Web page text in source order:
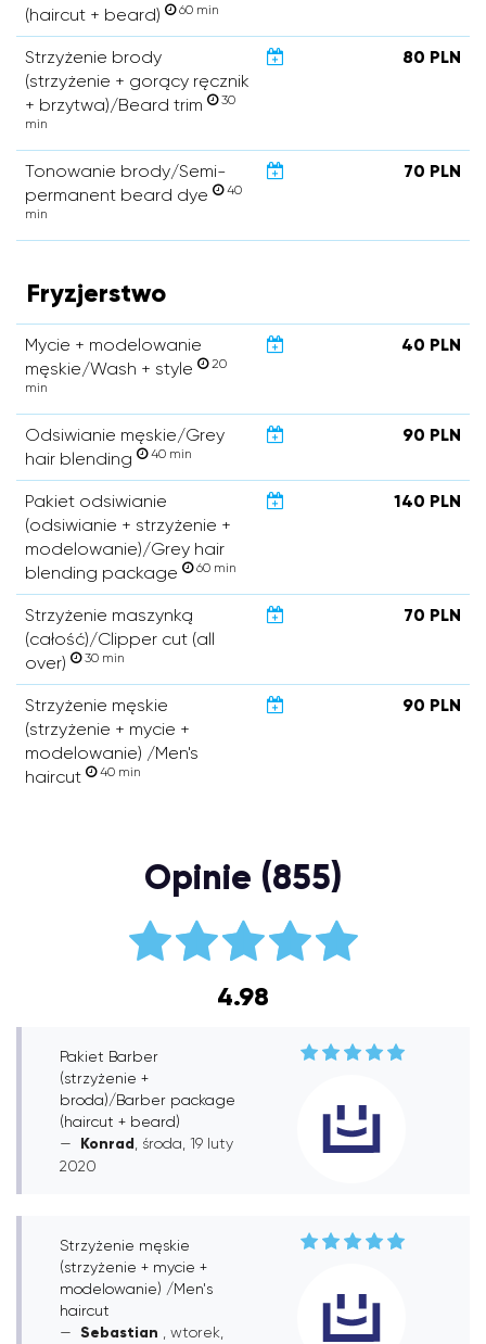
(haircut + beard)
60 min
Strzyżenie brody
(strzyżenie + gorący ręcznik
+ brzytwa)/Beard trim
30
min
80 PLN
Tonowanie brody/Semi-
permanent beard dye
40
min
70 PLN
Fryzjerstwo
Mycie + modelowanie
męskie/Wash + style
20
min
40 PLN
Odsiwianie męskie/Grey
hair blending
40 min
90 PLN
Pakiet odsiwianie
(odsiwianie + strzyżenie +
modelowanie)/Grey hair
blending package
60 min
140 PLN
Strzyżenie maszynką
(całość)/Clipper cut (all
over)
30 min
70 PLN
Strzyżenie męskie
(strzyżenie + mycie +
modelowanie) /Men's
haircut
40 min
90 PLN
Opinie (855)
4.98
Pakiet Barber
(strzyżenie +
broda)/Barber package
(haircut + beard)
Konrad , środa, 19 luty
2020
Strzyżenie męskie
(strzyżenie + mycie +
modelowanie) /Men's
haircut
Sebastian
, wtorek,